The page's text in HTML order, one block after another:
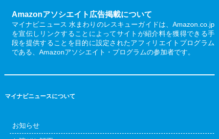
Amazonアソシエイト広告掲載について
マイナビニュース 水まわりのレスキューガイドは、Amazon.co.jp
を宣伝しリンクすることによってサイトが紹介料を獲得できる手
段を提供することを目的に設定されたアフィリエイトプログラム
である、Amazonアソシエイト・プログラムの参加者です。
マイナビニュースについて
お知らせ